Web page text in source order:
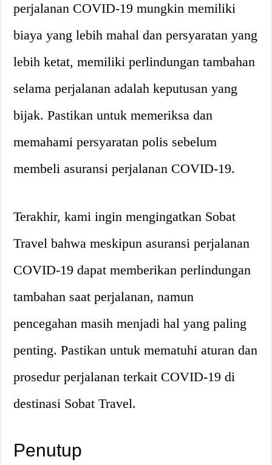
perjalanan COVID-19 mungkin memiliki
biaya yang lebih mahal dan persyaratan yang
lebih ketat, memiliki perlindungan tambahan
selama perjalanan adalah keputusan yang
bijak. Pastikan untuk memeriksa dan
memahami persyaratan polis sebelum
membeli asuransi perjalanan COVID-19.
Terakhir, kami ingin mengingatkan Sobat
Travel bahwa meskipun asuransi perjalanan
COVID-19 dapat memberikan perlindungan
tambahan saat perjalanan, namun
pencegahan masih menjadi hal yang paling
penting. Pastikan untuk mematuhi aturan dan
prosedur perjalanan terkait COVID-19 di
destinasi Sobat Travel.
Penutup